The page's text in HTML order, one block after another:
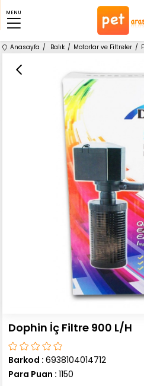
MENU
Anasayfa Balık Motorlar ve Filtreler
Dophin İç Filtre 900 L/H
Barkod : 6938104014712
Para Puan : 1150